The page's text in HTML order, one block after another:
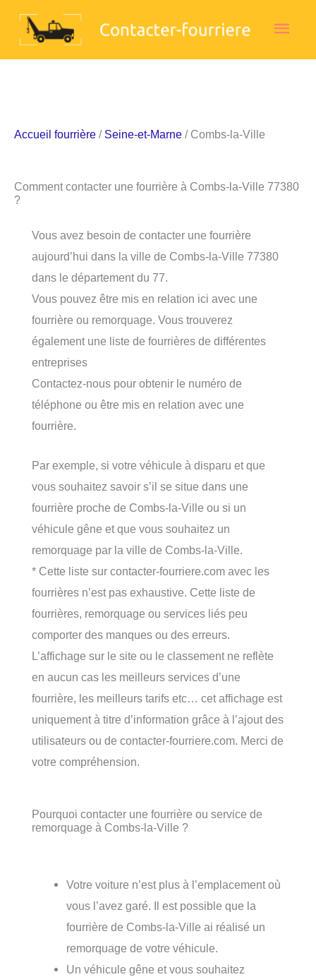
Accueil fourrière / Seine-et-Marne / Combs-la-Ville
Comment contacter une fourrière à Combs-la-Ville 77380
?
Vous avez besoin de contacter une fourrière
aujourd’hui dans la ville de Combs-la-Ville 77380
dans le département du 77.
Vous pouvez être mis en relation ici avec une
fourrière ou remorquage. Vous trouverez
également une liste de fourrières de différentes
entreprises
Contactez-nous pour obtenir le numéro de
téléphone ou être mis en relation avec une
fourrière.
Par exemple, si votre véhicule à disparu et que
vous souhaitez savoir s’il se situe dans une
fourrière proche de Combs-la-Ville ou si un
véhicule gêne et que vous souhaitez un
remorquage par la ville de Combs-la-Ville.
* Cette liste sur contacter-fourriere.com avec les
fourrières n’est pas exhaustive. Cette liste de
fourrières, remorquage ou services liés peu
comporter des manques ou des erreurs.
L’affichage sur le site ou le classement ne reflète
en aucun cas les meilleurs services d’une
fourrière, les meilleurs tarifs etc… cet affichage est
uniquement à titre d’information grâce à l’ajout des
utilisateurs ou de contacter-fourriere.com. Merci de
votre compréhension.
Pourquoi contacter une fourrière ou service de
remorquage à Combs-la-Ville ?
Votre voiture n’est plus à l’emplacement où
vous l’avez garé. Il est possible que la
fourrière de Combs-la-Ville ai réalisé un
remorquage de votre véhicule.
Un véhicule gêne et vous souhaitez